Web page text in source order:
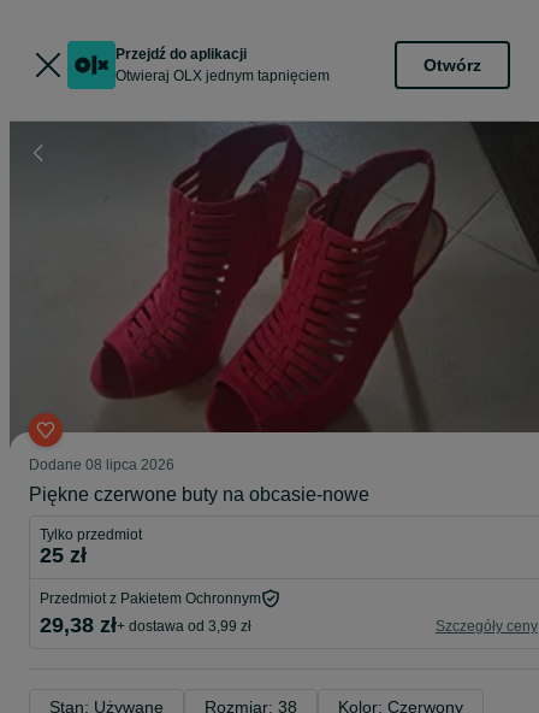
Przejdź do aplikacji
Otwieraj OLX jednym tapnięciem
Otwórz
Dodane 08 lipca 2026
Piękne czerwone buty na obcasie-nowe
Tylko przedmiot
25 zł
Przedmiot z Pakietem Ochronnym
29,38 zł+ dostawa od 3,99 zł Szczegóły ceny
Stan: Używane Rozmiar: 38
Kolor: Czerwony